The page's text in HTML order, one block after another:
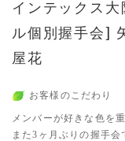
インテックス
ル個別握手会]
屋花
お客様のこだわり
メンバーが好きな色を
また3ヶ月ぶりの握手